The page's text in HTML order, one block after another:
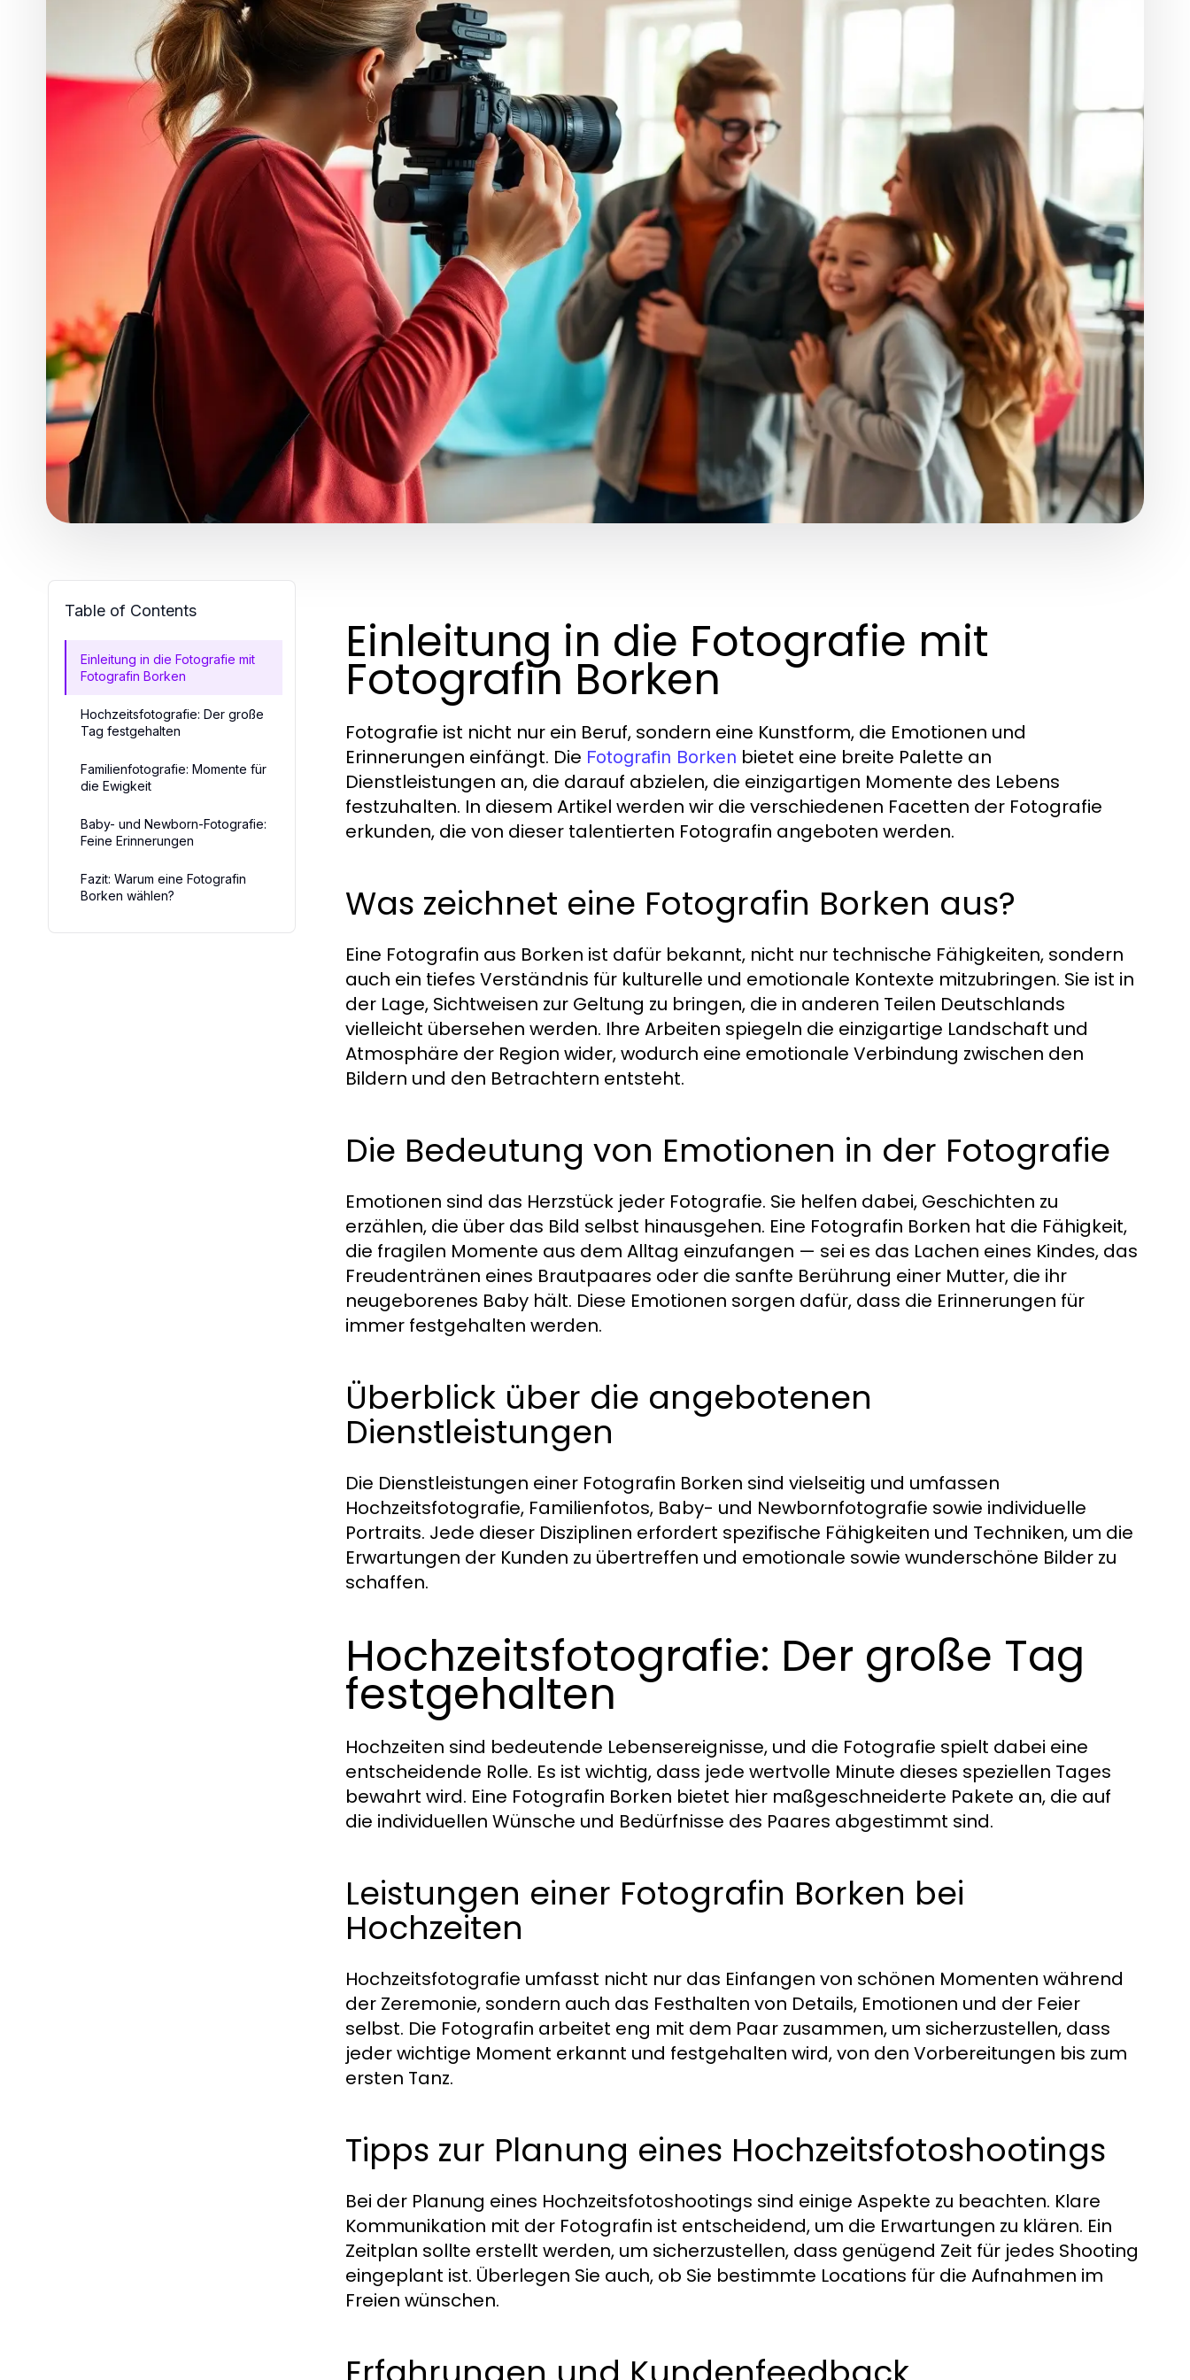
Table of Contents
Einleitung in die Fotografie mit
Fotografin Borken
Hochzeitsfotografie: Der große
Tag festgehalten
Familienfotografie: Momente für
die Ewigkeit
Baby- und Newborn-Fotografie:
Feine Erinnerungen
Fazit: Warum eine Fotografin
Borken wählen?
Einleitung in die Fotografie mit
Fotografin Borken
Fotografie ist nicht nur ein Beruf, sondern eine Kunstform, die Emotionen und
Erinnerungen einfängt. Die Fotografin Borken bietet eine breite Palette an
Dienstleistungen an, die darauf abzielen, die einzigartigen Momente des Lebens
festzuhalten. In diesem Artikel werden wir die verschiedenen Facetten der Fotografie
erkunden, die von dieser talentierten Fotografin angeboten werden.
Was zeichnet eine Fotografin Borken aus?
Eine Fotografin aus Borken ist dafür bekannt, nicht nur technische Fähigkeiten, sondern
auch ein tiefes Verständnis für kulturelle und emotionale Kontexte mitzubringen. Sie ist in
der Lage, Sichtweisen zur Geltung zu bringen, die in anderen Teilen Deutschlands
vielleicht übersehen werden. Ihre Arbeiten spiegeln die einzigartige Landschaft und
Atmosphäre der Region wider, wodurch eine emotionale Verbindung zwischen den
Bildern und den Betrachtern entsteht.
Die Bedeutung von Emotionen in der Fotografie
Emotionen sind das Herzstück jeder Fotografie. Sie helfen dabei, Geschichten zu
erzählen, die über das Bild selbst hinausgehen. Eine Fotografin Borken hat die Fähigkeit,
die fragilen Momente aus dem Alltag einzufangen — sei es das Lachen eines Kindes, das
Freudentränen eines Brautpaares oder die sanfte Berührung einer Mutter, die ihr
neugeborenes Baby hält. Diese Emotionen sorgen dafür, dass die Erinnerungen für
immer festgehalten werden.
Überblick über die angebotenen
Dienstleistungen
Die Dienstleistungen einer Fotografin Borken sind vielseitig und umfassen
Hochzeitsfotografie, Familienfotos, Baby- und Newbornfotografie sowie individuelle
Portraits. Jede dieser Disziplinen erfordert spezifische Fähigkeiten und Techniken, um die
Erwartungen der Kunden zu übertreffen und emotionale sowie wunderschöne Bilder zu
schaffen.
Hochzeitsfotografie: Der große Tag
festgehalten
Hochzeiten sind bedeutende Lebensereignisse, und die Fotografie spielt dabei eine
entscheidende Rolle. Es ist wichtig, dass jede wertvolle Minute dieses speziellen Tages
bewahrt wird. Eine Fotografin Borken bietet hier maßgeschneiderte Pakete an, die auf
die individuellen Wünsche und Bedürfnisse des Paares abgestimmt sind.
Leistungen einer Fotografin Borken bei
Hochzeiten
Hochzeitsfotografie umfasst nicht nur das Einfangen von schönen Momenten während
der Zeremonie, sondern auch das Festhalten von Details, Emotionen und der Feier
selbst. Die Fotografin arbeitet eng mit dem Paar zusammen, um sicherzustellen, dass
jeder wichtige Moment erkannt und festgehalten wird, von den Vorbereitungen bis zum
ersten Tanz.
Tipps zur Planung eines Hochzeitsfotoshootings
Bei der Planung eines Hochzeitsfotoshootings sind einige Aspekte zu beachten. Klare
Kommunikation mit der Fotografin ist entscheidend, um die Erwartungen zu klären. Ein
Zeitplan sollte erstellt werden, um sicherzustellen, dass genügend Zeit für jedes Shooting
eingeplant ist. Überlegen Sie auch, ob Sie bestimmte Locations für die Aufnahmen im
Freien wünschen.